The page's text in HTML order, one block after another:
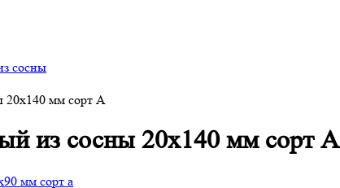
сосны
20x140 мм сорт A
из сосны 20x140 мм сорт A